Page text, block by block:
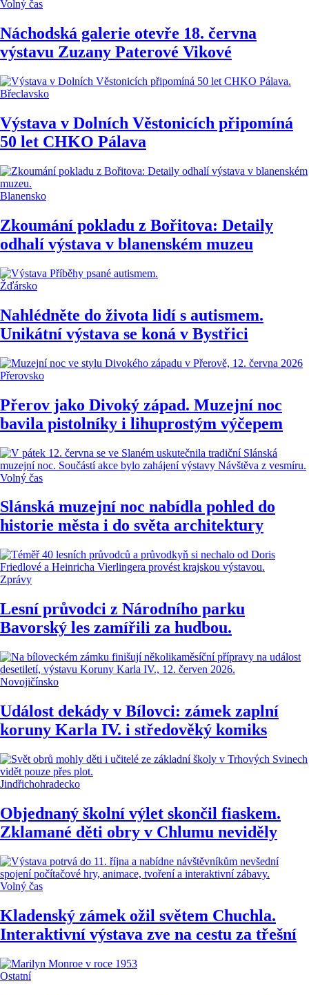
Volný čas
Náchodská galerie otevře 18. června
výstavu Zuzany Paterové Vikové
Břeclavsko
Výstava v Dolních Věstonicích připomíná
50 let CHKO Pálava
Blanensko
Zkoumání pokladu z Bořitova: Detaily
odhalí výstava v blanenském muzeu
Žďársko
Nahlédněte do života lidí s autismem.
Unikátní výstava se koná v Bystřici
Přerovsko
Přerov jako Divoký západ. Muzejní noc
bavila pistolníky i lihuprostým výčepem
Volný čas
Slánská muzejní noc nabídla pohled do
historie města i do světa architektury
Zprávy
Lesní průvodci z Národního parku
Bavorský les zamířili za hudbou.
Novojičínsko
Událost dekády v Bílovci: zámek zaplní
koruny Karla IV. i středověký komiks
Jindřichohradecko
Objednaný školní výlet skončil fiaskem.
Zklamané děti obry v Chlumu neviděly
Volný čas
Kladenský zámek ožil světem Chuchla.
Interaktivní výstava zve na cestu za třešní
Ostatní